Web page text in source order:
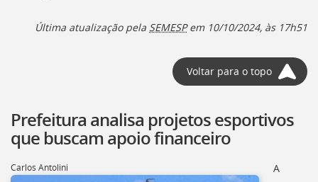
Última atualização pela SEMESPem 10/10/2024, às 17h51
Voltar para o topo
Prefeitura analisa projetos esportivos
que buscam apoio financeiro
Carlos Antolini A